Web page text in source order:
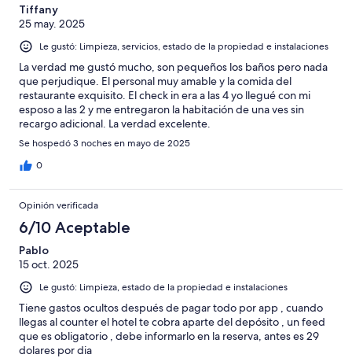
Tiffany
25 may. 2025
Le gustó: Limpieza, servicios, estado de la propiedad e instalaciones
La verdad me gustó mucho, son pequeños los baños pero nada
que perjudique. El personal muy amable y la comida del
restaurante exquisito. El check in era a las 4 yo llegué con mi
esposo a las 2 y me entregaron la habitación de una ves sin
recargo adicional. La verdad excelente.
Se hospedó 3 noches en mayo de 2025
0
Opinión verificada
6/10 Aceptable
Pablo
15 oct. 2025
Le gustó: Limpieza, estado de la propiedad e instalaciones
Tiene gastos ocultos después de pagar todo por app , cuando
llegas al counter el hotel te cobra aparte del depósito , un feed
que es obligatorio , debe informarlo en la reserva, antes es 29
dolares por dia